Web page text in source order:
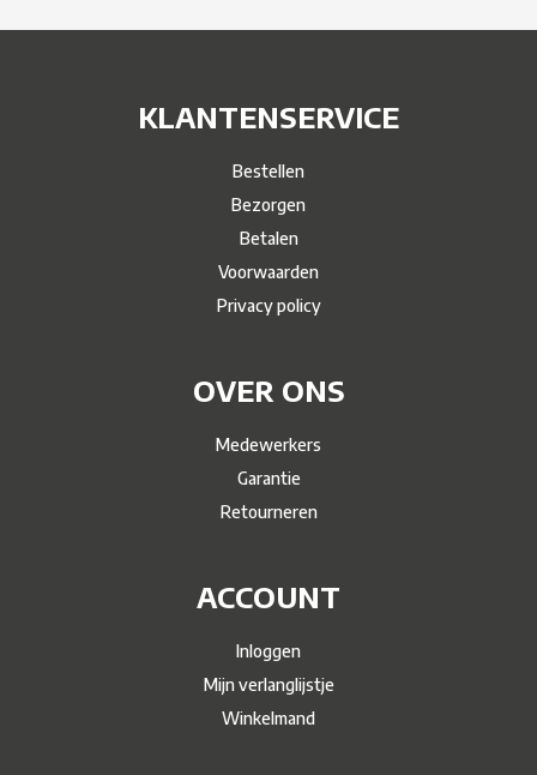
KLANTENSERVICE
Bestellen
Bezorgen
Betalen
Voorwaarden
Privacy policy
OVER ONS
Medewerkers
Garantie
Retourneren
ACCOUNT
Inloggen
Mijn verlanglijstje
Winkelmand